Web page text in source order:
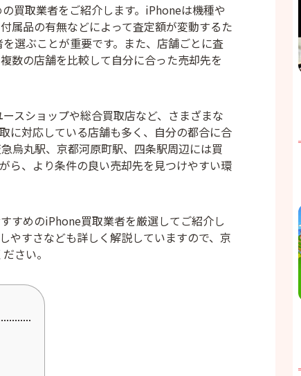
買取業者をご紹介します。iPhoneは機種や
属品の有無などによって査定額が変動するた
選ぶことが重要です。また、店舗ごとに査
数の店舗を比較して自分に合った売却先を
スショップや総合買取店など、さまざまな
に対応している店舗も多く、自分の都合に合
烏丸駅、京都河原町駅、四条駅周辺には買
ら、より条件の良い売却先を見つけやすい環
すめのiPhone買取業者を厳選してご紹介し
やすさなども詳しく解説していますので、京
さい。